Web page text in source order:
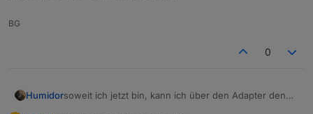
BG
0
Humidorsoweit ich jetzt bin, kann ich über den Adapter den